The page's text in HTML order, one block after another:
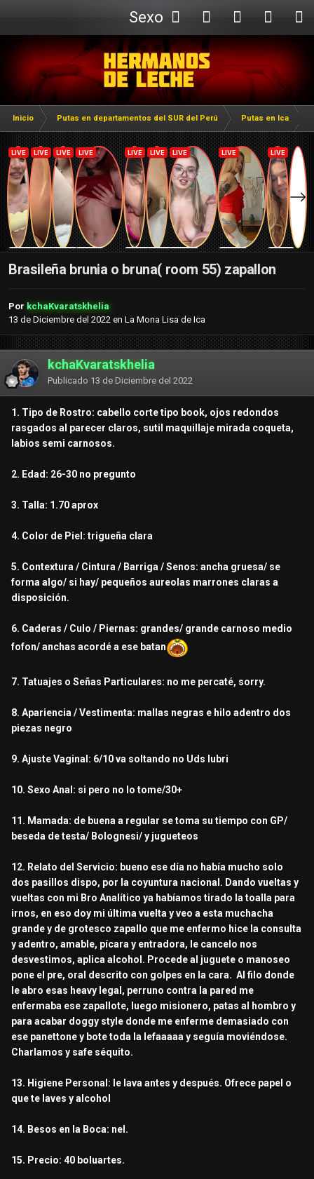
Sexo
Webcam
Inicio Putas en departamentos del SUR del Perú Putas en Ica
Brasileña brunia o bruna( room 55) zapallon
Por kchaKvaratskhelia
13 de Diciembre del 2022 en La Mona Lisa de Ica
kchaKvaratskhelia
Publicado 13 de Diciembre del 2022
1. Tipo de Rostro: cabello corte tipo book, ojos redondos
rasgados al parecer claros, sutil maquillaje mirada coqueta,
labios semi carnosos.
2. Edad: 26-30 no pregunto
3. Talla: 1.70 aprox
4. Color de Piel: trigueña clara
5. Contextura / Cintura / Barriga / Senos: ancha gruesa/ se
forma algo/ si hay/ pequeños aureolas marrones claras a
disposición.
6. Caderas / Culo / Piernas: grandes/ grande carnoso medio
fofon/ anchas acordé a ese batan
7. Tatuajes o Señas Particulares: no me percaté, sorry.
8. Apariencia / Vestimenta: mallas negras e hilo adentro dos
piezas negro
9. Ajuste Vaginal: 6/10 va soltando no Uds lubri
10. Sexo Anal: si pero no lo tome/30+
11. Mamada: de buena a regular se toma su tiempo con GP/
beseda de testa/ Bolognesi/ y jugueteos
12. Relato del Servicio: bueno ese día no había mucho solo
dos pasillos dispo, por la coyuntura nacional. Dando vueltas y
vueltas con mi Bro Analítico ya habíamos tirado la toalla para
irnos, en eso doy mi última vuelta y veo a esta muchacha
grande y de grotesco zapallo que me enfermo hice la consulta
y adentro, amable, pícara y entradora, le cancelo nos
desvestimos, aplica alcohol. Procede al juguete o manoseo
pone el pre, oral descrito con golpes en la cara. Al filo donde
le abro esas heavy legal, perruno contra la pared me
enfermaba ese zapallote, luego misionero, patas al hombro y
para acabar doggy style donde me enferme demasiado con
ese panettone y bote toda la lefaaaaa y seguía moviéndose.
Charlamos y safe séquito.
13. Higiene Personal: le lava antes y después. Ofrece papel o
que te laves y alcohol
14. Besos en la Boca: nel.
15. Precio: 40 boluartes.